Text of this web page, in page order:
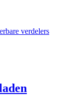
verdelers